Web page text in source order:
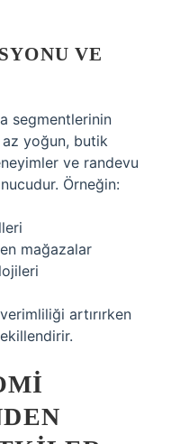
VE
segmentlerinin
az yoğun, butik
ve randevu
Örneğin:
mağazalar
artırırken